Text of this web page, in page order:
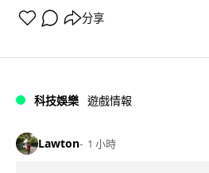
分享
科技娛樂 遊戲情報
Lawton 1 小時